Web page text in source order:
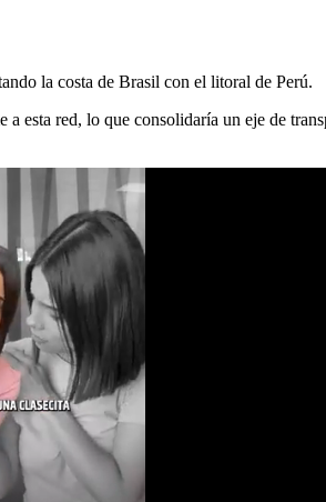
la costa de Brasil con el litoral de Perú.
esta red, lo que consolidaría un eje de